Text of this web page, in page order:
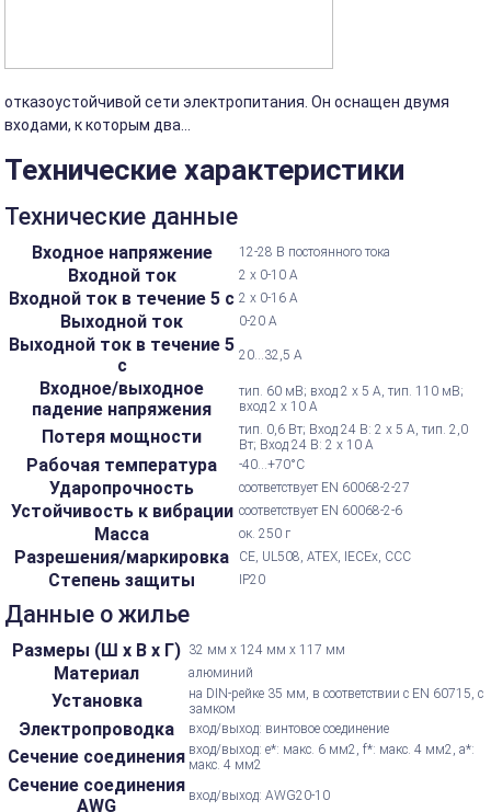
отказоустойчивой сети электропитания. Он оснащен двумя
входами, к которым два...
Технические характеристики
Технические данные
Входное напряжение 12-28 В постоянного тока
Входной ток 2 x 0-10 А
Входной ток в течение 5 с 2 х 0-16 А
Выходной ток 0-20 А
Выходной ток в течение 5
с
20...32,5 А
Входное/выходное
падение напряжения
тип. 60 мВ; вход 2 x 5 А, тип. 110 мВ;
вход 2 х 10 А
Потеря мощности
тип. 0,6 Вт; Вход 24 В: 2 x 5 А, тип. 2,0
Вт; Вход 24 В: 2 х 10 А
Рабочая температура -40...+70°С
Ударопрочность соответствует EN 60068-2-27
Устойчивость к вибрации соответствует EN 60068-2-6
Масса ок. 250 г
Разрешения/маркировка CE, UL508, ATEX, IECEx, CCC
Степень защиты IP20
Данные о жилье
Размеры (Ш х В х Г) 32 мм х 124 мм х 117 мм
Материал алюминий
Установка
на DIN-рейке 35 мм, в соответствии с EN 60715, с
замком
Электропроводка вход/выход: винтовое соединение
Сечение соединения вход/выход: e*: макс. 6 мм2, f*: макс. 4 мм2, a*:
макс. 4 мм2
Сечение соединения
AWG
вход/выход: AWG20-10